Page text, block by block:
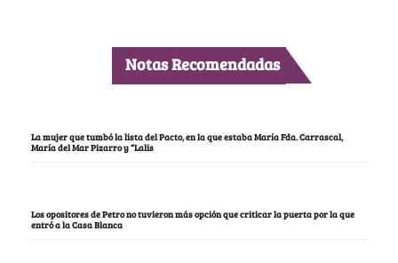
Notas Recomendadas
La mujer que tumbó la lista del Pacto, en la que estaba María Fda. Carrascal,
María del Mar Pizarro y “Lalis
Los opositores de Petro no tuvieron más opción que criticar la puerta por la que
entró a la Casa Blanca